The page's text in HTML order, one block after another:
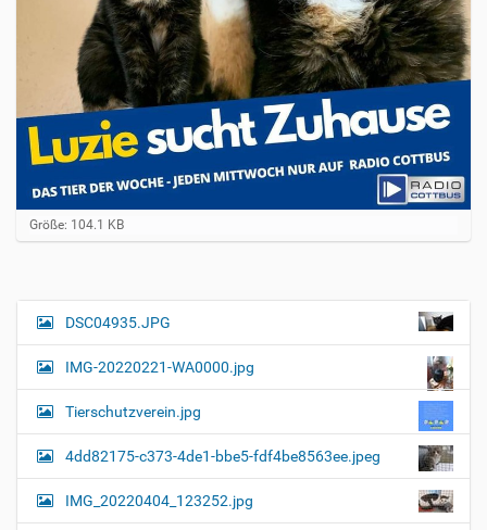
Z
e
e
i
l
r
Größe: 104.1 KB
N
i
g
a
t
i
DSC04935.JPG
IMG-20220221-WA0000.jpg
Tierschutzverein.jpg
4dd82175-c373-4de1-bbe5-fdf4be8563ee.jpeg
IMG_20220404_123252.jpg